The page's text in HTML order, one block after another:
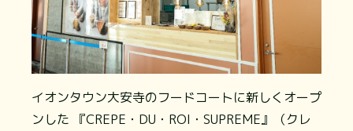
イオンタウン大安寺のフードコートに新しくオープ
ンした 『CREPE・DU・ROI・SUPREME』（クレ